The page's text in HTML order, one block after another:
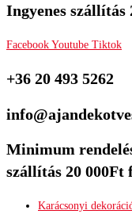
Ingyenes szállítás
Facebook Youtube Tiktok
+36 20 493 5262
Minimum
szállítás 20 000Ft
Karácsonyi